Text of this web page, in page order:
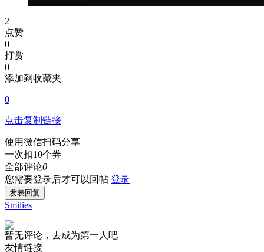
2
点赞
0
打赏
0
添加到收藏夹
0
点击复制链接
使用微信扫码分享
一次扣10个券
全部评论0
您需要登录后才可以回帖 登录
发表回复
Smilies
暂无评论，去成为第一人吧
友情链接